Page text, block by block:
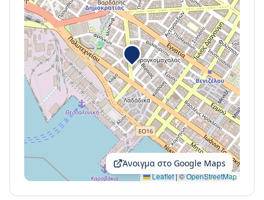
Leaflet|©OpenStreetMap
Άνοιγμα στο Google Maps